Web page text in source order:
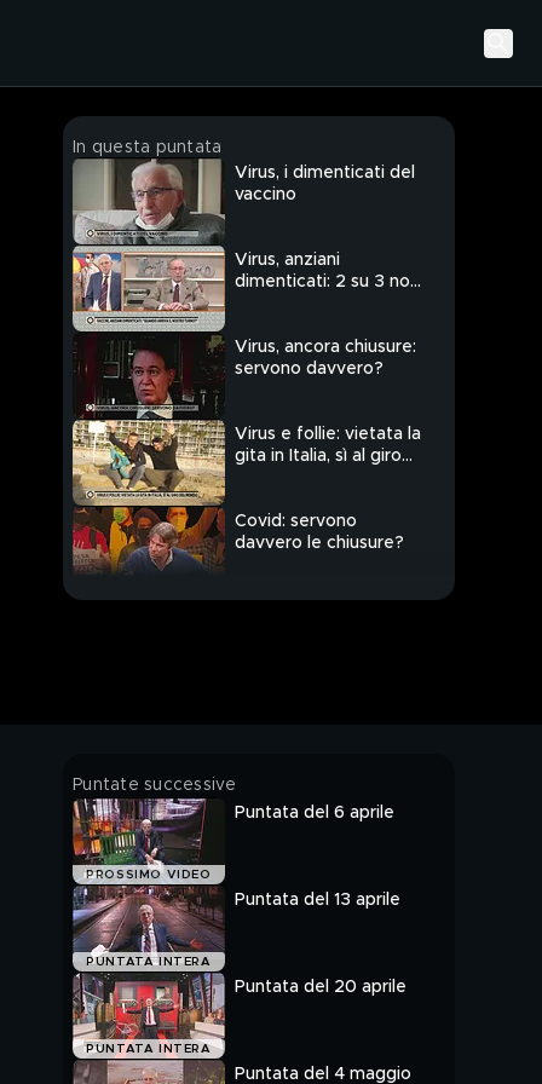
In questa puntata
Virus, i dimenticati del
vaccino
Virus, anziani
dimenticati: 2 su 3 non
Virus, ancora chiusure:
servono davvero?
Virus e follie: vietata la
gita in Italia, sì al giro
Covid: servono
davvero le chiusure?
per bambini
"I morti? Spalmiamoli
quante morti si
potevano evitare?
malati lasciati senza
Puntate successive
PROSSIMO VIDEO
Puntata del 6 aprile
PUNTATA INTERA
Puntata del 13 aprile
PUNTATA INTERA
Puntata del 20 aprile
Puntata del 4 maggio